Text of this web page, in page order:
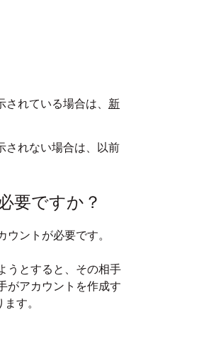
されている場合は、 新
されない場合は、以前
要ですか？
ントが必要です。
うとすると、その相手
がアカウントを作成す
す。